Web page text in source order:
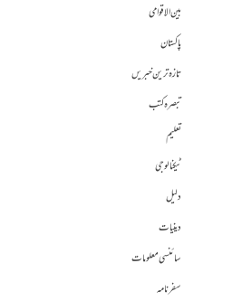
بین الاقوامی
پاکستان
تازہ ترین خبریں
تبصرہ کتب
تعلیم
ٹیکنالوجی
دلیل
دینیات
سائنسی معلومات
سفرنامہ